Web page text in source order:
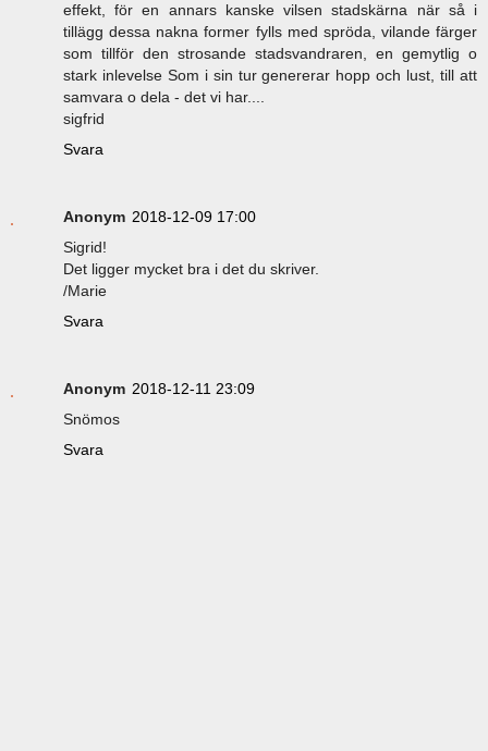
effekt, för en annars kanske vilsen stadskärna när så i
tillägg dessa nakna former fylls med spröda, vilande färger
som tillför den strosande stadsvandraren, en gemytlig o
stark inlevelse Som i sin tur genererar hopp och lust, till att
samvara o dela - det vi har....
sigfrid
Svara
Anonym 2018-12-09 17:00
Sigrid!
Det ligger mycket bra i det du skriver.
/Marie
Svara
Anonym 2018-12-11 23:09
Snömos
Svara